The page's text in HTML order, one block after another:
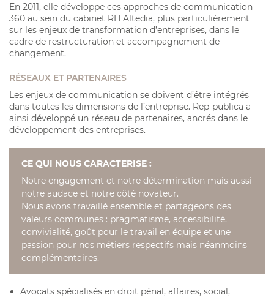
En 2011, elle développe ces approches de communication
360 au sein du cabinet RH Altedia, plus particulièrement
sur les enjeux de transformation d’entreprises, dans le
cadre de restructuration et accompagnement de
changement.
RÉSEAUX ET PARTENAIRES
Les enjeux de communication se doivent d’être intégrés
dans toutes les dimensions de l’entreprise. Rep-publica a
ainsi développé un réseau de partenaires, ancrés dans le
développement des entreprises.
CE QUI NOUS CARACTERISE :
Notre engagement et notre détermination mais aussi
notre audace et notre côté novateur.
Nous avons travaillé ensemble et partageons des
valeurs communes : pragmatisme, accessibilité,
convivialité, goût pour le travail en équipe et une
passion pour nos métiers respectifs mais néanmoins
complémentaires.
Avocats spécialisés en droit pénal, affaires, social,